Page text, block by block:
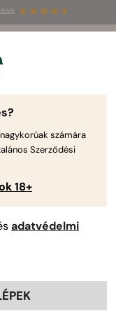
100-nak,
számára
Szerződési
18+
adatvédelmi